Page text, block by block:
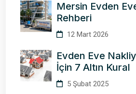
Mersin Evden
Rehberi
12 Mart 2026
Evden Eve
İçin 7 Altın Kural
5 Şubat 2025